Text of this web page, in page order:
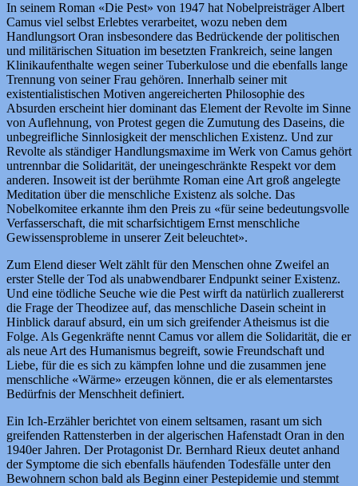
In seinem Roman «Die Pest» von 1947 hat Nobelpreisträger Albert
Camus viel selbst Erlebtes verarbeitet, wozu neben dem
Handlungsort Oran insbesondere das Bedrückende der politischen
und militärischen Situation im besetzten Frankreich, seine langen
Klinikaufenthalte wegen seiner Tuberkulose und die ebenfalls lange
Trennung von seiner Frau gehören. Innerhalb seiner mit
existentialistischen Motiven angereicherten Philosophie des
Absurden erscheint hier dominant das Element der Revolte im Sinne
von Auflehnung, von Protest gegen die Zumutung des Daseins, die
unbegreifliche Sinnlosigkeit der menschlichen Existenz. Und zur
Revolte als ständiger Handlungsmaxime im Werk von Camus gehört
untrennbar die Solidarität, der uneingeschränkte Respekt vor dem
anderen. Insoweit ist der berühmte Roman eine Art groß angelegte
Meditation über die menschliche Existenz als solche. Das
Nobelkomitee erkannte ihm den Preis zu «für seine bedeutungsvolle
Verfasserschaft, die mit scharfsichtigem Ernst menschliche
Gewissensprobleme in unserer Zeit beleuchtet».
Zum Elend dieser Welt zählt für den Menschen ohne Zweifel an
erster Stelle der Tod als unabwendbarer Endpunkt seiner Existenz.
Und eine tödliche Seuche wie die Pest wirft da natürlich zuallererst
die Frage der Theodizee auf, das menschliche Dasein scheint in
Hinblick darauf absurd, ein um sich greifender Atheismus ist die
Folge. Als Gegenkräfte nennt Camus vor allem die Solidarität, die er
als neue Art des Humanismus begreift, sowie Freundschaft und
Liebe, für die es sich zu kämpfen lohne und die zusammen jene
menschliche «Wärme» erzeugen können, die er als elementarstes
Bedürfnis der Menschheit definiert.
Ein Ich-Erzähler berichtet von einem seltsamen, rasant um sich
greifenden Rattensterben in der algerischen Hafenstadt Oran in den
1940er Jahren. Der Protagonist Dr. Bernhard Rieux deutet anhand
der Symptome die sich ebenfalls häufenden Todesfälle unter den
Bewohnern schon bald als Beginn einer Pestepidemie und stemmt